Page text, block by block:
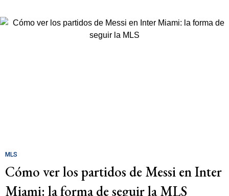
MLS
Cómo ver los partidos de Messi en Inter
Miami: la forma de seguir la MLS